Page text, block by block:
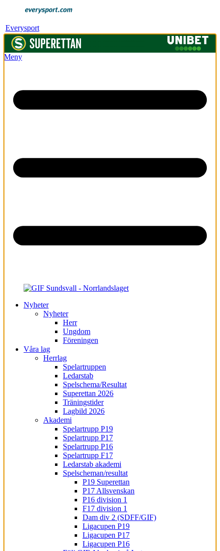
Everysport
Meny
Nyheter
Nyheter
Herr
Ungdom
Föreningen
Våra lag
Herrlag
Spelartruppen
Ledarstab
Spelschema/Resultat
Superettan 2026
Träningstider
Lagbild 2026
Akademi
Spelartrupp P19
Spelartrupp P17
Spelartrupp P16
Spelartrupp F17
Ledarstab akademi
Spelscheman/resultat
P19 Superettan
P17 Allsvenskan
P16 division 1
F17 division 1
Dam div 2 (SDFF/GIF)
Ligacupen P19
Ligacupen P17
Ligacupen P16